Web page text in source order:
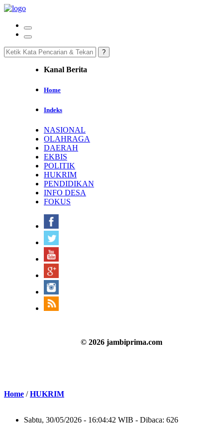
Kanal Berita
Home
Indeks
NASIONAL
OLAHRAGA
DAERAH
EKBIS
POLITIK
HUKRIM
PENDIDIKAN
INFO DESA
FOKUS
© 2026 jambiprima.com
Home /HUKRIM
Sabtu, 30/05/2026 - 16:04:42 WIB - Dibaca: 626